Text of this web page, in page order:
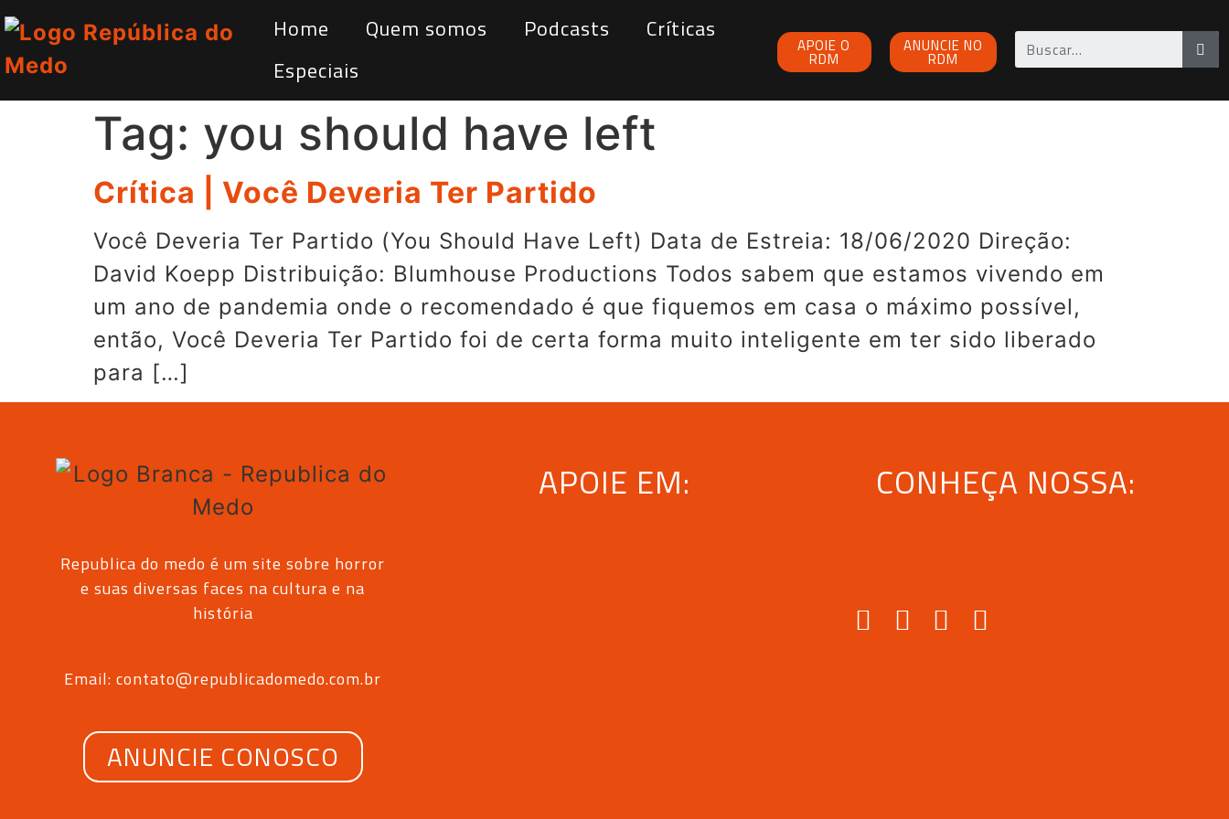
Home Quem somos Podcasts
Críticas
Especiais
APOIE O
RDM
ANUNCIE NO
RDM
Tag: you should have left
Crítica | Você Deveria Ter Partido
Você Deveria Ter Partido (You Should Have Left) Data de Estreia: 18/06/2020 Direção:
David Koepp Distribuição: Blumhouse Productions Todos sabem que estamos vivendo em
um ano de pandemia onde o recomendado é que fiquemos em casa o máximo possível,
então, Você Deveria Ter Partido foi de certa forma muito inteligente em ter sido liberado
para […]
Republica do medo é um site sobre horror
e suas diversas faces na cultura e na
história
Email: contato@republicadomedo.com.br
ANUNCIE CONOSCO
APOIE EM: CONHEÇA NOSSA: